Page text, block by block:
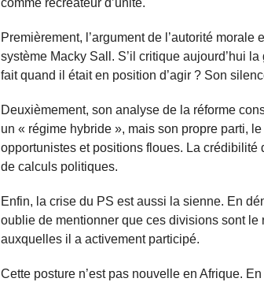
comme recréateur d’unité.
Premièrement, l’argument de l’autorité
système Macky Sall. S’il critique aujourd’hui
fait quand il était en position d’agir ? Son
Deuxièmement, son analyse de la réforme
un « régime hybride », mais son propre parti,
opportunistes et positions floues. La crédibilité
de calculs politiques.
Enfin, la crise du PS est aussi la sienne. En
oublie de mentionner que ces divisions sont
auxquelles il a activement participé.
Cette posture n’est pas nouvelle en Afrique.